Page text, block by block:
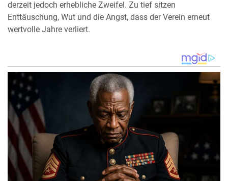
derzeit jedoch erhebliche Zweifel. Zu tief sitzen
Enttäuschung, Wut und die Angst, dass der Verein erneut
wertvolle Jahre verliert.